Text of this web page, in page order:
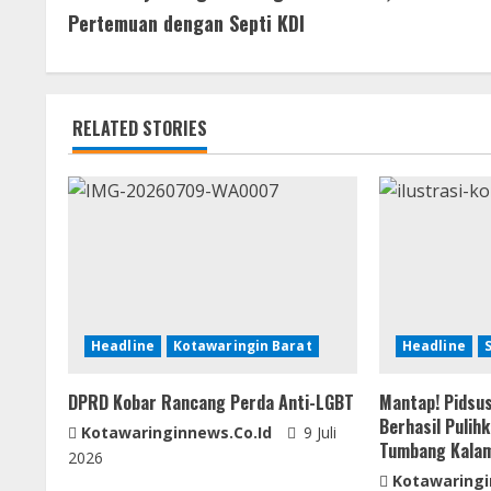
o
o
A
p
n
g
i
n
R
a
d
Pertemuan dengan Septi KDI
RELATED STORIES
Headline Kotawaringin Barat
DPRD Kobar Rancang Perda Anti-LGBT
Kotawaringinnews.co.id
9 Juli
2026
Headline
Mantap!
Berhasil
Tumbang